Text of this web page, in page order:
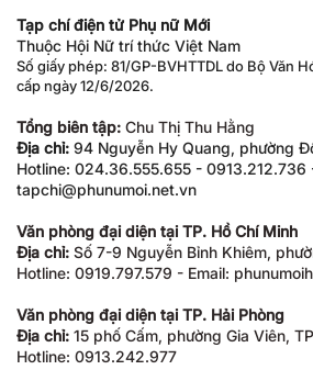
Tạp chí điện tử Phụ nữ Mới
Thuộc Hội Nữ trí thức Việt Nam
Số giấy phép: 81/GP-BVHTTDL do Bộ Văn
cấp ngày 12/6/2026.
Tổng biên tập: Chu Thị Thu Hằng
Địa chỉ: 94 Nguyễn Hy Quang, phường
Hotline: 024.36.555.655 - 0913.212.736
tapchi@phunumoi.net.vn
Văn phòng đại diện tại TP. Hồ Chí Minh
Địa chỉ: Số 7-9 Nguyễn Bỉnh Khiêm,
Hotline: 0919.797.579 - Email:
Văn phòng đại diện tại TP. Hải Phòng
Địa chỉ: 15 phố Cấm, phường Gia Viên,
Hotline: 0913.242.977